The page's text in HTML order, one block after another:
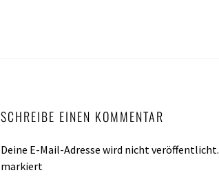
SCHREIBE EINEN KOMMENTAR
Deine E-Mail-Adresse wird nicht veröffentlicht.
markiert